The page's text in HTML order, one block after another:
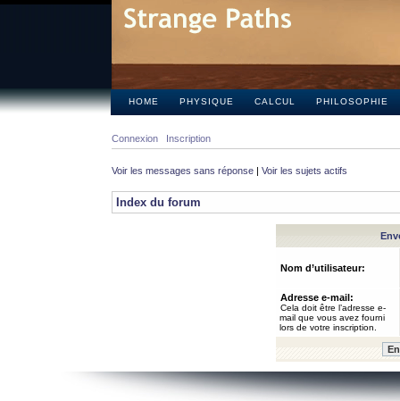
HOME PHYSIQUE CALCUL PHILOSOPHIE
Connexion Inscription
Voir les messages sans réponse | Voir les sujets actifs
Index du forum
Nom d’utilisateur:
Adresse e-mail:
Cela doit être l’adresse e-
mail que vous avez fourni
lors de votre inscription.